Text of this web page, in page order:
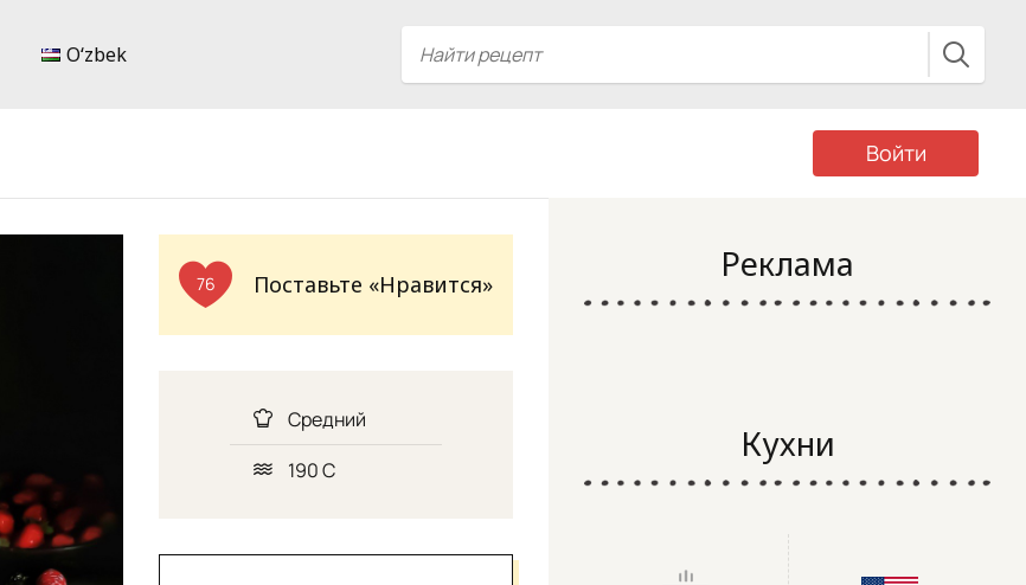
Oʻzbek
Войти
76 Поставьте «Нравится»
Средний
190 С
Реклама
Кухни